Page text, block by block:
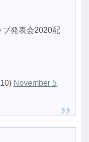
プ発表会2020配
November 5,